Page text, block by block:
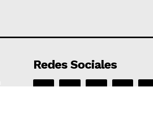
Redes Sociales